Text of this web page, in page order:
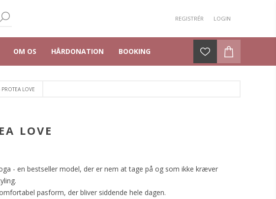
REGISTRÉR LOGIN
OM OS HÅRDONATION BOOKING
LOVE
LOVE
- en bestseller model, der er nem at tage på og som ikke kræver
pasform, der bliver siddende hele dagen.